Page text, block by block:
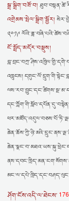
སྒྲ་སྒྲིག་བཟོ་བ།
འགྲེམས་སྤེལ་སྒྲིག་སྦྱོར།
༢༠༡༩
ངོ་སྤྲོད་མདོར་བསྡུས།
འཁྲུངས།
ཤོག་ངོས་འདི་ལ་ཐེངས་